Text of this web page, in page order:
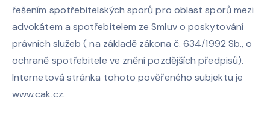
řešením spotřebitelských sporů pro oblast sporů mezi
advokátem a spotřebitelem ze Smluv o poskytování
právních služeb ( na základě zákona č. 634/1992 Sb., o
ochraně spotřebitele ve znění pozdějších předpisů).
Internetová stránka tohoto pověřeného subjektu je
www.cak.cz.